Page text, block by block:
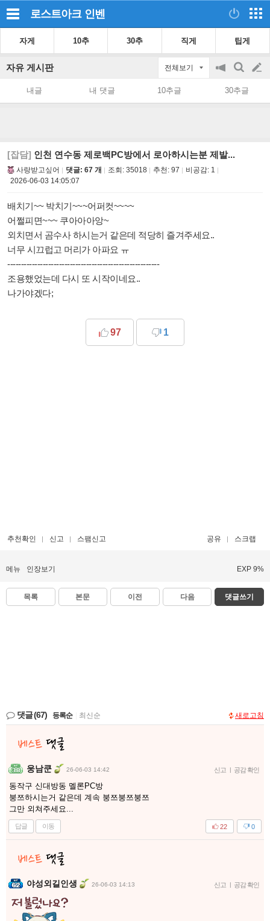
로스트아크 인벤
자게 10추 30추 직게 팁게
자유 게시판 전체보기
공
지
on/off
검
색
글
쓰
내글 내 댓글 10추글 30추글
[잡담] 인천 연수동 제로백PC방에서 로아하시는분 제발...
사랑받고싶어 댓글: 67 개 조회: 35018 추천: 97 비공감: 1
2026-06-03 14:05:07
배치기~~ 박치기~~~어퍼컷~~~~
어쩔피면~~~ 쿠아아아앙~
외치면서 곰수사 하시는거 같은데 적당히 즐겨주세요..
너무 시끄럽고 머리가 아파요 ㅠ
--------------------------------------------------------
조용했었는데 다시 또 시작이네요..
나가야겠다;
97 1
추천확인 신고 스팸신고 공유 스크랩
메뉴 인장보기 EXP 9%
목록 본문 이전 다음 댓글쓰기
댓글(67) 등록순 최신순 새로고침
웅남쿤 26-06-03 14:42 신고 | 공감 확인
동작구 신대방동 멜론PC방
붕쯔하시는거 같은데 계속 붕쯔붕쯔붕쯔
그만 외쳐주세요...
답글 이동 0
22
야성외길인생 26-06-03 14:13 신고 | 공감 확인